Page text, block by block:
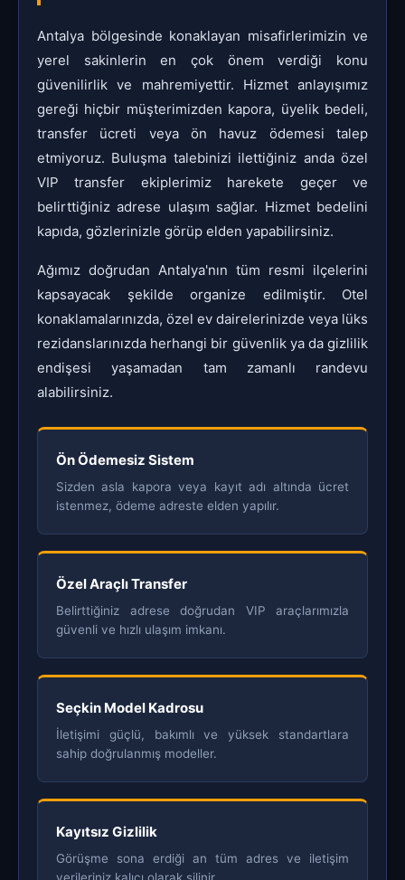
Antalya bölgesinde konaklayan misafirlerimizin ve
yerel sakinlerin en çok önem verdiği konu
güvenilirlik ve mahremiyettir. Hizmet anlayışımız
gereği hiçbir müşterimizden kapora, üyelik bedeli,
transfer ücreti veya ön havuz ödemesi talep
etmiyoruz. Buluşma talebinizi ilettiğiniz anda özel
VIP transfer ekiplerimiz harekete geçer ve
belirttiğiniz adrese ulaşım sağlar. Hizmet bedelini
kapıda, gözlerinizle görüp elden yapabilirsiniz.
Ağımız doğrudan Antalya'nın tüm resmi ilçelerini
kapsayacak şekilde organize edilmiştir. Otel
konaklamalarınızda, özel ev dairelerinizde veya lüks
rezidanslarınızda herhangi bir güvenlik ya da gizlilik
endişesi yaşamadan tam zamanlı randevu
alabilirsiniz.
Ön Ödemesiz Sistem
Sizden asla kapora veya kayıt adı altında ücret
istenmez, ödeme adreste elden yapılır.
Özel Araçlı Transfer
Belirttiğiniz adrese doğrudan VIP araçlarımızla
güvenli ve hızlı ulaşım imkanı.
Seçkin Model Kadrosu
İletişimi güçlü, bakımlı ve yüksek standartlara
sahip doğrulanmış modeller.
Kayıtsız Gizlilik
Görüşme sona erdiği an tüm adres ve iletişim